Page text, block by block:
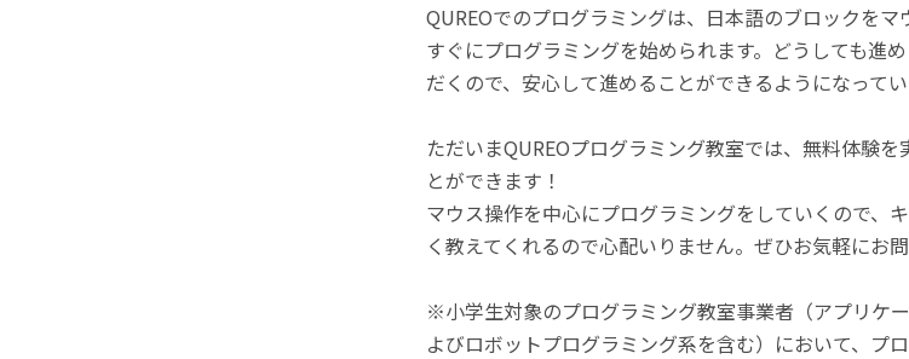
QUREOでのプログラミングは、日本語のブロックを
すぐにプログラミングを始められます。どうしても進
だくので、安心して進めることができるようになってい
ただいまQUREOプログラミング教室では、無料体験
とができます！
マウス操作を中心にプログラミングをしていくので、
く教えてくれるので心配いりません。ぜひお気軽にお
※小学生対象のプログラミング教室事業者（アプリケ
よびロボットプログラミング系を含む）において、プ